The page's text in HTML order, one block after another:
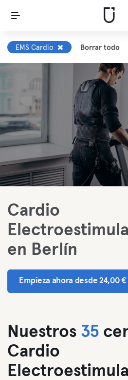
EMS Cardio Borrar todo
Cardio
en Berlín
Empieza ahora desde 24,00 €
Nuestros 35
Cardio